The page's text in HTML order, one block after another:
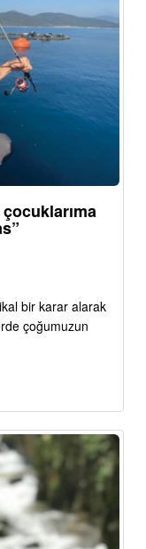
bir karar alarak
çoğumuzun